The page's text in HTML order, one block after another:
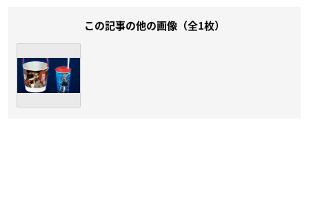
この記事の他の画像（全1枚）